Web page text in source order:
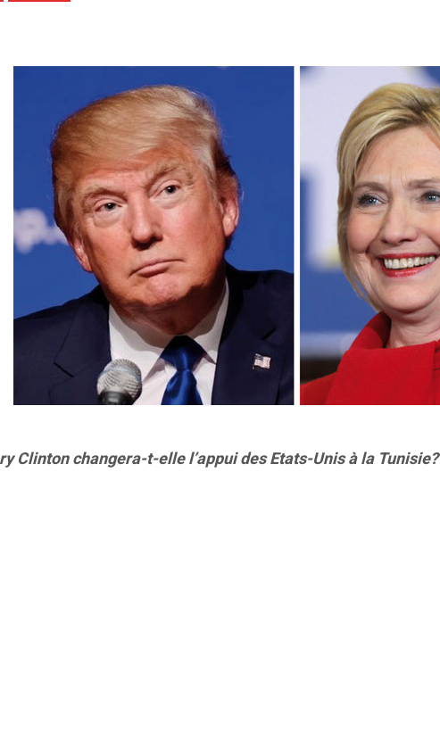
Clinton changera-t-elle l’appui des Etats-Unis à la Tunisie?